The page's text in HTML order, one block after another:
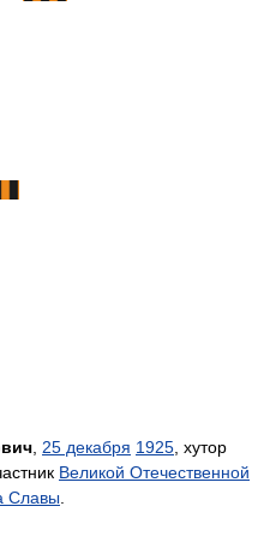
25 декабря 1925 , хутор
Великой Отечественной
Славы